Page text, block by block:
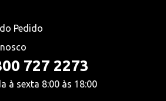
Pedido
727 2273
à sexta 8:00 às 18:00